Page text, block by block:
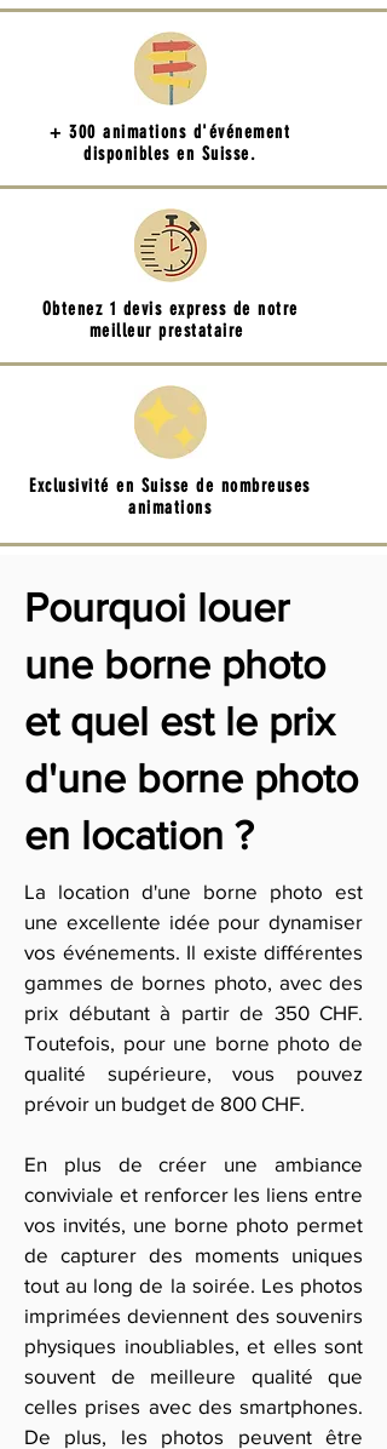
+ 300 animations d'événement
disponibles en Suisse.
Obtenez 1 devis express de notre
meilleur prestataire
Exclusivité en Suisse de nombreuses
animations
Pourquoi louer
une borne photo
et quel est le prix
d'une borne photo
en location ?
La location d'une borne photo est
une excellente idée pour dynamiser
vos événements. Il existe différentes
gammes de bornes photo, avec des
prix débutant à partir de 350 CHF.
Toutefois, pour une borne photo de
qualité supérieure, vous pouvez
prévoir un budget de 800 CHF.
En plus de créer une ambiance
conviviale et renforcer les liens entre
vos invités, une borne photo permet
de capturer des moments uniques
tout au long de la soirée. Les photos
imprimées deviennent des souvenirs
physiques inoubliables, et elles sont
souvent de meilleure qualité que
celles prises avec des smartphones.
De plus, les photos peuvent être